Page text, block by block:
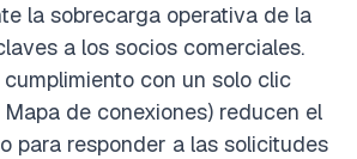
la sobrecarga operativa de la
a los socios comerciales.
con un solo clic
Mapa de conexiones) reducen el
para responder a las solicitudes